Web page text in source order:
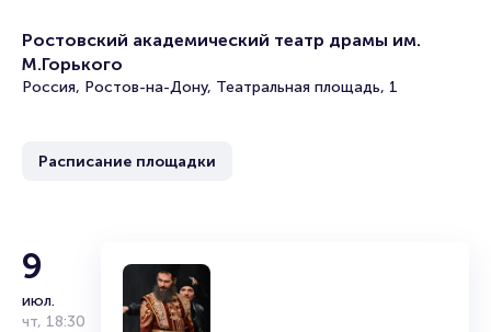
Portalbilet – удобный и надежный сервис для покупки и
продажи билетов на мероприятия разного формата.
ваше имя занимает не более двух минут. Билеты на
Подробнее о том, как вернуть, сдать или продать билет
читайте в разделах:
Ростовский академический театр драмы им.
М.Горького
Россия, Ростов-на-Дону, Театральная площадь, 1
Расписание площадки
9
июл.
чт, 18:30